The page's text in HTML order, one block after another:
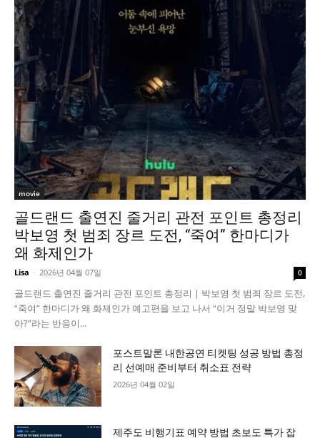
movie
골드랜드 출연진 줄거리 관전 포인트 총정리
박보영 첫 범죄 장르 도전, “죽여” 한마디가
왜 화제인가
Lisa - 2026년 04월 07일 0
골드랜드 출연진 줄거리 관전 포인트 총정리 | 박보영 첫 범죄 장르 도전,
“죽여” 한마디가 왜 화제인가 예고편을 보고 나서 “이거 정말 박보영 맞
아?”라는 반응이...
포스트말론 내한공연 티켓팅 성공 방법 총정
리 선예매 준비부터 취소표 전략
2026년 04월 02일
제주도 비행기표 예약 방법 초보도 특가 잡